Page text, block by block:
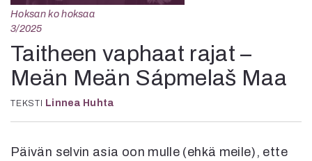
Oulu2026
Musiikki
Levyt
Kuvataide
Kirjat
Esitystaide
Hoksan ko hoksaa
3/2025
Taitheen vaphaat rajat –
Meän Meän Sápmelaš Maa
TEKSTI Linnea Huhta
Päivän selvin asia oon mulle (ehkä meile), ette